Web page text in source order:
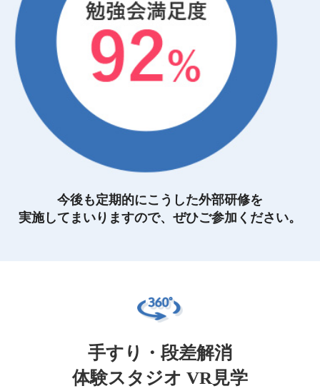
今後も定期的にこうした外部研修を
実施してまいりますので、ぜひご参加ください。
手すり・段差解消
体験スタジオ VR見学